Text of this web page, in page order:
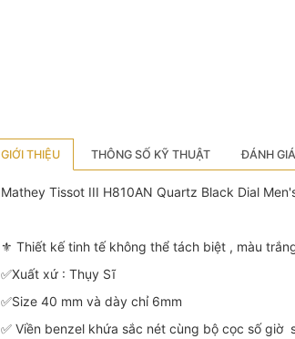
GIỚI THIỆU THÔNG SỐ KỸ THUẬT ĐÁNH
Mathey Tissot III H810AN Quartz Black Dial
⚜️ Thiết kế tinh tế không thể tách biệt , màu
✅Xuất xứ : Thụy Sĩ
✅Size 40 mm và dày chỉ 6mm
✅ Viền benzel khứa sắc nét cùng bộ cọc số giờ